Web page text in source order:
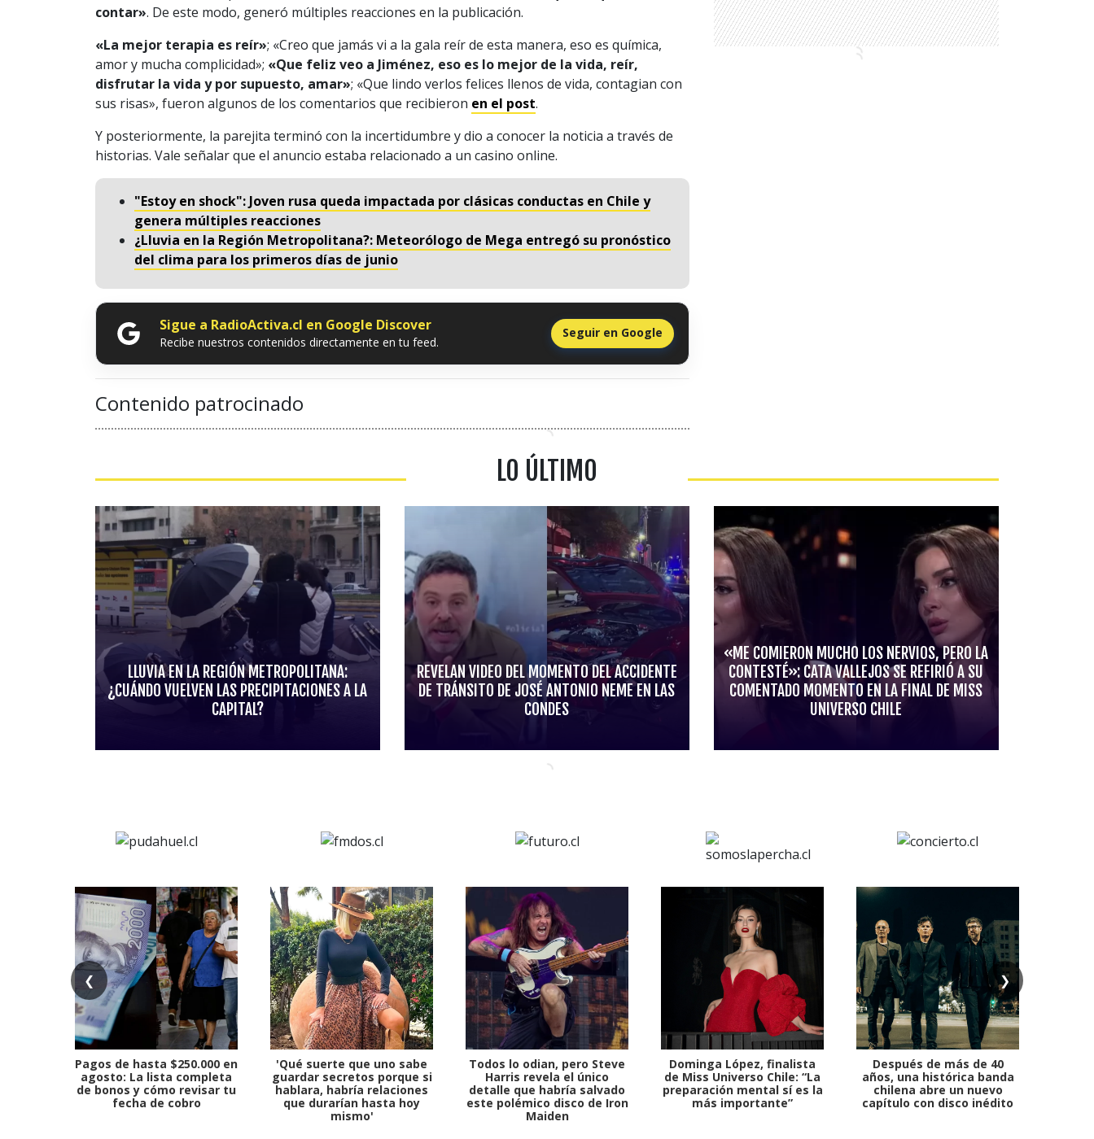
contar». De este modo, generó múltiples reacciones en la publicación.
«La mejor terapia es reír»; «Creo que jamás vi a la gala reír de esta manera, eso es química,
amor y mucha complicidad»; «Que feliz veo a Jiménez, eso es lo mejor de la vida, reír,
disfrutar la vida y por supuesto, amar»; «Que lindo verlos felices llenos de vida, contagian con
sus risas», fueron algunos de los comentarios que recibieron en el post.
Y posteriormente, la parejita terminó con la incertidumbre y dio a conocer la noticia a través de
historias. Vale señalar que el anuncio estaba relacionado a un casino online.
"Estoy en shock": Joven rusa queda impactada por clásicas conductas en Chile y
genera múltiples reacciones
¿Lluvia en la Región Metropolitana?: Meteorólogo de Mega entregó su pronóstico
del clima para los primeros días de junio
Sigue a RadioActiva.cl en Google Discover
Recibe nuestros contenidos directamente en tu feed.
Seguir en Google
Contenido patrocinado
LO ÚLTIMO
LLUVIA EN LA REGIÓN METROPOLITANA:
¿CUÁNDO VUELVEN LAS PRECIPITACIONES A LA
CAPITAL?
REVELAN VIDEO DEL MOMENTO DEL ACCIDENTE
DE TRÁNSITO DE JOSÉ ANTONIO NEME EN LAS
CONDES
«ME COMIERON MUCHO LOS NERVIOS, PERO LA
CONTESTÉ»: CATA VALLEJOS SE REFIRIÓ A SU
COMENTADO MOMENTO EN LA FINAL DE MISS
UNIVERSO CHILE
❮ ❯
Pagos de hasta $250.000 en
agosto: La lista completa
de bonos y cómo revisar tu
fecha de cobro
'Qué suerte que uno sabe
guardar secretos porque si
hablara, habría relaciones
que durarían hasta hoy
mismo'
Todos lo odian, pero Steve
Harris revela el único
detalle que habría salvado
este polémico disco de Iron
Maiden
Dominga López, finalista
de Miss Universo Chile: “La
preparación mental sí es la
más importante”
Después de más de 40
años, una histórica banda
chilena abre un nuevo
capítulo con disco inédito